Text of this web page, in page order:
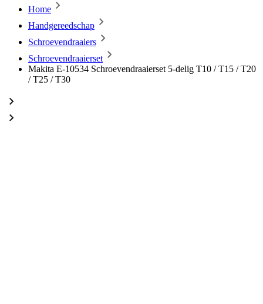
Home
Handgereedschap
Schroevendraaiers
Schroevendraaierset
Makita E-10534 Schroevendraaierset 5-delig T10 / T15 / T20
/ T25 / T30